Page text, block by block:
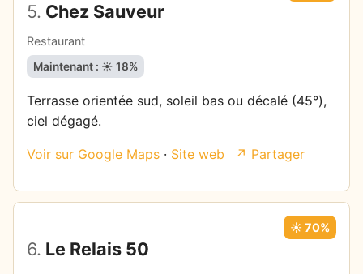
5. Chez Sauveur
Restaurant
Maintenant : ☀️ 18%
Terrasse orientée sud, soleil bas ou décalé (45°),
ciel dégagé.
Voir sur Google Maps · Site web ↗ Partager
6. Le Relais 50
☀️ 70%